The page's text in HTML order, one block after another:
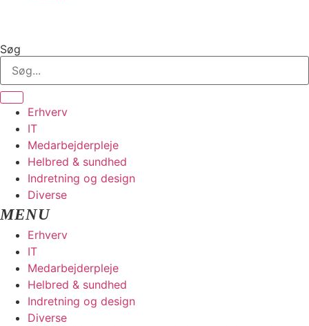
Søg
Erhverv
IT
Medarbejderpleje
Helbred & sundhed
Indretning og design
Diverse
Erhverv
IT
Medarbejderpleje
Helbred & sundhed
Indretning og design
Diverse